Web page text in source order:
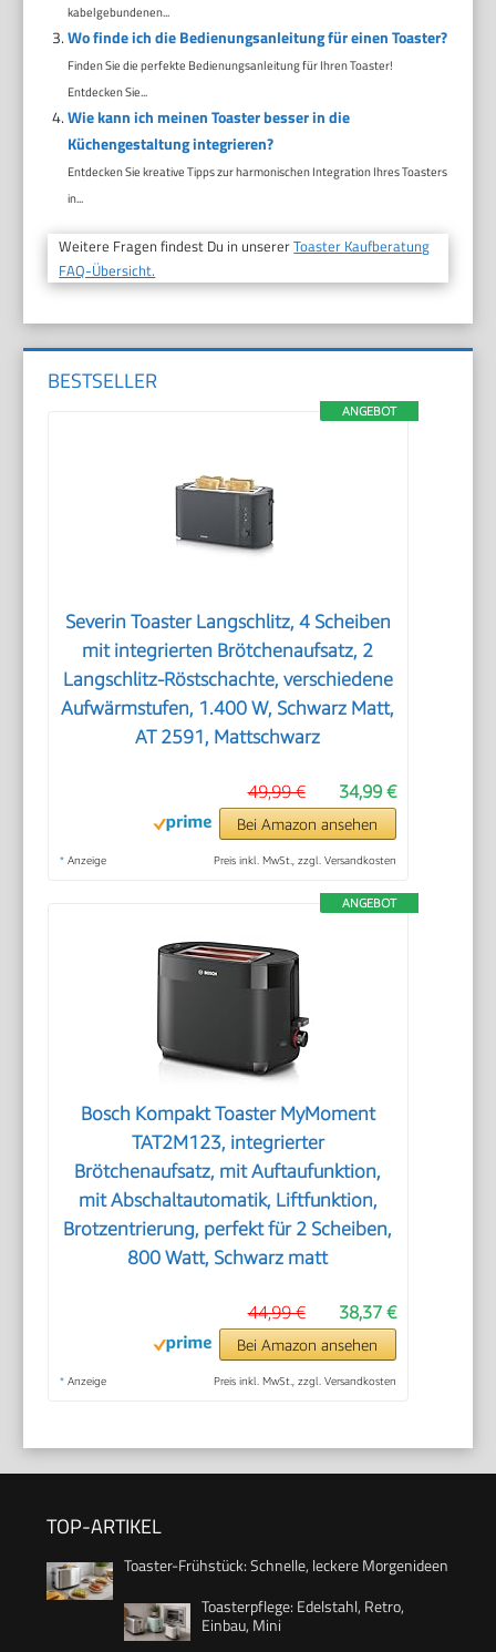
kabelgebundenen...
Wo finde ich die Bedienungsanleitung für einen Toaster?
Finden Sie die perfekte Bedienungsanleitung für Ihren Toaster!
Entdecken Sie...
Wie kann ich meinen Toaster besser in die
Küchengestaltung integrieren?
Entdecken Sie kreative Tipps zur harmonischen Integration Ihres Toasters
in...
Weitere Fragen findest Du in unsererToaster Kaufberatung
FAQ-Übersicht.
BESTSELLER
ANGEBOT
Severin Toaster Langschlitz, 4 Scheiben
mit integrierten Brötchenaufsatz, 2
Langschlitz-Röstschachte, verschiedene
Aufwärmstufen, 1.400 W, Schwarz Matt,
AT 2591, Mattschwarz
34,99 €
49,99 €
Bei Amazon ansehen
* Anzeige Preis inkl. MwSt., zzgl. Versandkosten
ANGEBOT
Bosch Kompakt Toaster MyMoment
TAT2M123, integrierter
Brötchenaufsatz, mit Auftaufunktion,
mit Abschaltautomatik, Liftfunktion,
Brotzentrierung, perfekt für 2 Scheiben,
800 Watt, Schwarz matt
38,37 €
44,99 €
Bei Amazon ansehen
* Anzeige Preis inkl. MwSt., zzgl. Versandkosten
TOP-ARTIKEL
Toaster-Frühstück: Schnelle, leckere Morgenideen
Toasterpflege: Edelstahl, Retro,
Einbau, Mini